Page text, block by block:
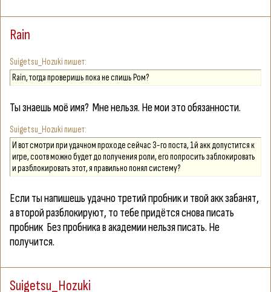
Rain
Suigetsu_Hozuki
Rain, тогда проверишь пока не спишь Ром?
Ты знаешь моё имя? Мне нельзя. Не мои это обязанности.
Suigetsu_Hozuki
И вот смотри при удачном проходе сейчас 3-го поста, 1й акк допустится к
игре, соотв можно будет до получения роли, его попросить заблокировать
и разблокировать этот, я правильно понял систему?
Если ты напишешь удачно третий пробник и твой акк забанят,
а второй разблокируют, то тебе придётся снова писать
пробник Без пробника в академии нельзя писать. Не
получится.
Suigetsu_Hozuki